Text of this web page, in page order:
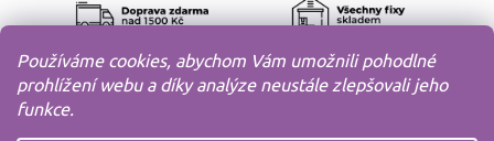
Používáme cookies, abychom Vám umožnili pohodlné
prohlížení webu a díky analýze neustále zlepšovali jeho
funkce.